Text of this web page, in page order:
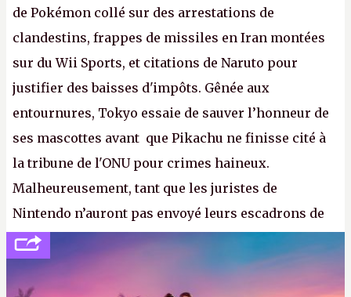
de Pokémon collé sur des arrestations de
clandestins, frappes de missiles en Iran montées
sur du Wii Sports, et citations de Naruto pour
justifier des baisses d'impôts. Gênée aux
entournures, Tokyo essaie de sauver l’honneur de
ses mascottes avant que Pikachu ne finisse cité à
la tribune de l'ONU pour crimes haineux.
Malheureusement, tant que les juristes de
Nintendo n’auront pas envoyé leurs escadrons de
la mort judiciaires pour distribuer du copyright
strike à tour de bras, l'Oncle Sam continuera
d'étaler sa confiture intellectuelle sur vos